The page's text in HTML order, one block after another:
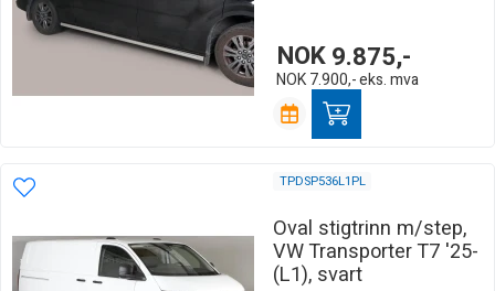
NOK9.875,-
NOK 7.900,-eks. mva
TPDSP536L1PL
Oval stigtrinn m/step,
VW Transporter T7 '25-
(L1), svart